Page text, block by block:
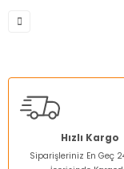
Hızlı Kargo
Siparişleriniz En Geç